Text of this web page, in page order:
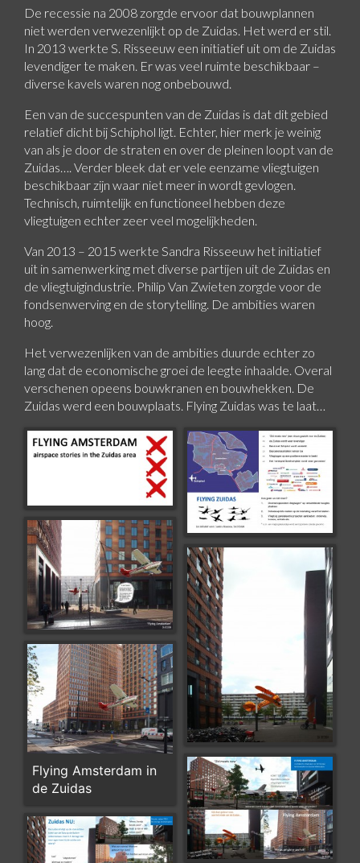
De recessie na 2008 zorgde ervoor dat bouwplannen
niet werden verwezenlijkt op de Zuidas. Het werd er stil.
In 2013 werkte S. Risseeuw een initiatief uit om de Zuidas
levendiger te maken. Er was veel ruimte beschikbaar –
diverse kavels waren nog onbebouwd.
Een van de succespunten van de Zuidas is dat dit gebied
relatief dicht bij Schiphol ligt. Echter, hier merk je weinig
van als je door de straten en over de pleinen loopt van de
Zuidas…. Verder bleek dat er vele eenzame vliegtuigen
beschikbaar zijn waar niet meer in wordt gevlogen.
Technisch, ruimtelijk en functioneel hebben deze
vliegtuigen echter zeer veel mogelijkheden.
Van 2013 – 2015 werkte Sandra Risseeuw het initiatief
uit in samenwerking met diverse partijen uit de Zuidas en
de vliegtuigindustrie. Philip Van Zwieten zorgde voor de
fondsenwerving en de storytelling. De ambities waren
hoog.
Het verwezenlijken van de ambities duurde echter zo
lang dat de economische groei de leegte inhaalde. Overal
verschenen opeens bouwkranen en bouwhekken. De
Zuidas werd een bouwplaats. Flying Zuidas was te laat…
Flying Amsterdam in
de Zuidas